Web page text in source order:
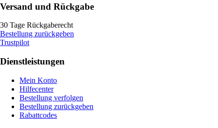
Versand und Rückgabe
30 Tage Rückgaberecht
Bestellung zurückgeben
Trustpilot
Dienstleistungen
Mein Konto
Hilfecenter
Bestellung verfolgen
Bestellung zurückgeben
Rabattcodes